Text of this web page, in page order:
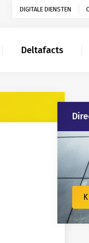
DIGITALE DIENSTEN
Deltafacts